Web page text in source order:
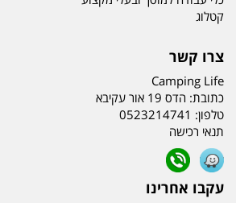
קטלוג
צרו קשר
Camping Life
כתובת: הדס 19 אור עקיבא
טלפון: 0523214741
תנאי רכישה
עקבו אחרינו